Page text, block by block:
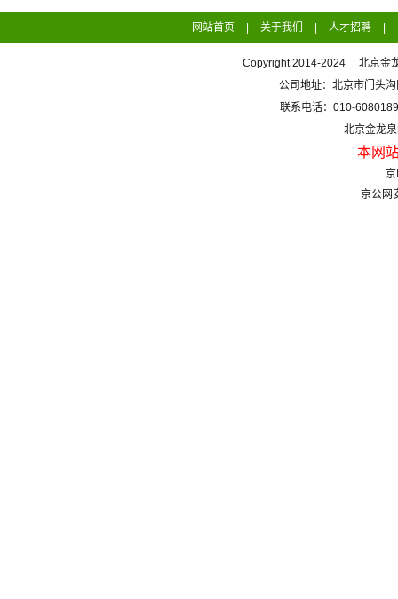
网站首页 关于我们 人才招聘
Copyright 2014-2024 北京金
公司地址：北京市门头
联系电话：010-
北京金龙
本网
京公网